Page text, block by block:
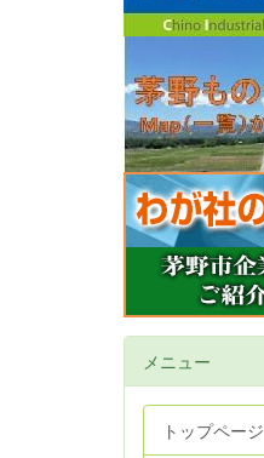
メニュー
トップページ